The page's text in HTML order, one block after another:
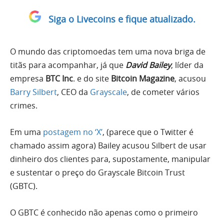
Siga o Livecoins e fique atualizado.
O mundo das criptomoedas tem uma nova briga de
titãs para acompanhar, já que David Bailey, líder da
empresa BTC Inc. e do site Bitcoin Magazine, acusou
Barry Silbert, CEO da Grayscale, de cometer vários
crimes.
Em uma postagem no ‘X’, (parece que o Twitter é
chamado assim agora) Bailey acusou Silbert de usar
dinheiro dos clientes para, supostamente, manipular
e sustentar o preço do Grayscale Bitcoin Trust
(GBTC).
O GBTC é conhecido não apenas como o primeiro